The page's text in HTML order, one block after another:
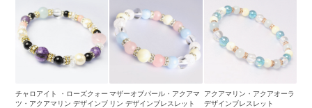
チャロアイト ・ローズクォー
ツ・アクアマリン デザインブ
マザーオブパール・アクアマ
リン デザインブレスレット
アクアマリン・アクアオーラ
デザインブレスレット